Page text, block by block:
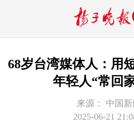
68岁台湾媒体人：用
年轻人“常回
来源：
中国新
2025-06-21